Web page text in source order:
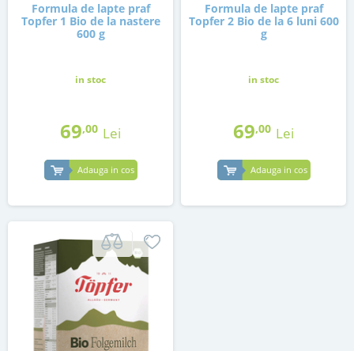
Formula de lapte praf
Topfer 1 Bio de la nastere
600 g
in stoc
69,00 Lei
Adauga in cos
Formula de lapte praf
Topfer 2 Bio de la 6 luni 600
g
in stoc
69,00 Lei
Adauga in cos